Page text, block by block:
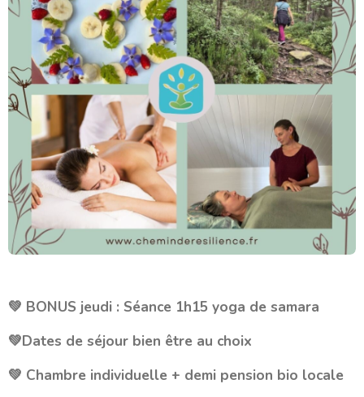
💚 BONUS jeudi : Séance 1h15 yoga de samara
💚Dates de séjour bien être au choix
💚 Chambre individuelle + demi pension bio locale